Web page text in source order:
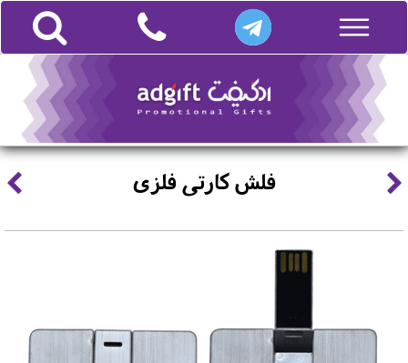
فلش کارتی فلزی